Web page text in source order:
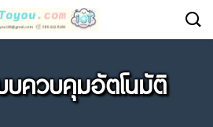
บควบคุมอัตโนมัติ